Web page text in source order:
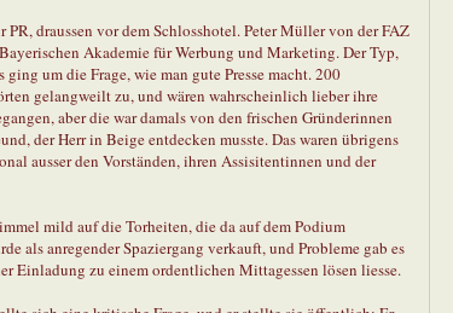
draussen vor dem Schlosshotel. Peter Müller von der FAZ
Akademie für Werbung und Marketing. Der Typ,
um die Frage, wie man gute Presse macht. 200
gelangweilt zu, und wären wahrscheinlich lieber ihre
aber die war damals von den frischen Gründerinnen
der Herr in Beige entdecken musste. Das waren übrigens
ausser den Vorständen, ihren Assisitentinnen und der
mild auf die Torheiten, die da auf dem Podium
als anregender Spaziergang verkauft, und Probleme gab es
Einladung zu einem ordentlichen Mittagessen lösen liesse.